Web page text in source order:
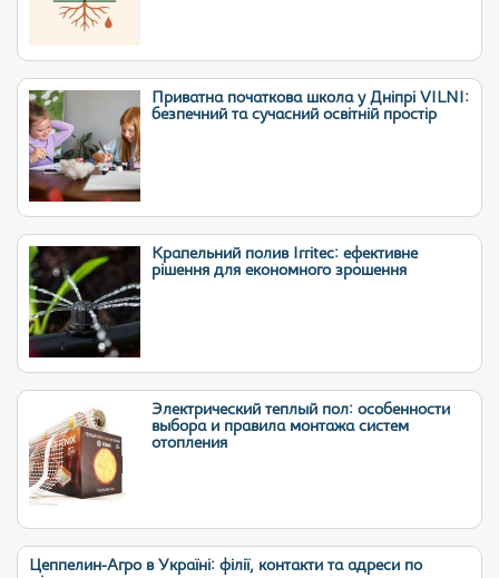
Приватна початкова школа у Дніпрі VILNI:
безпечний та сучасний освітній простір
Крапельний полив Irritec: ефективне
рішення для економного зрошення
Электрический теплый пол: особенности
выбора и правила монтажа систем
отопления
Цеппелин-Агро в Україні: філії, контакти та адреси по